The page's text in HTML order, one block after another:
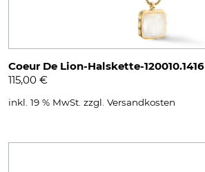
Coeur De Lion-Halskette-120010.1416
115,00 €
inkl. 19 % MwSt. zzgl. Versandkosten